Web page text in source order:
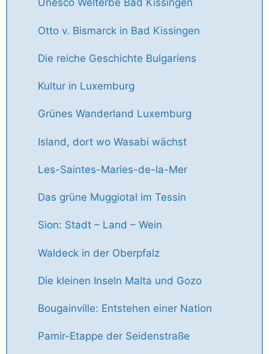
Unesco Welterbe Bad Kissingen
Otto v. Bismarck in Bad Kissingen
Die reiche Geschichte Bulgariens
Kultur in Luxemburg
Grünes Wanderland Luxemburg
Island, dort wo Wasabi wächst
Les-Saintes-Maries-de-la-Mer
Das grüne Muggiotal im Tessin
Sion: Stadt – Land – Wein
Waldeck in der Oberpfalz
Die kleinen Inseln Malta und Gozo
Bougainville: Entstehen einer Nation
Pamir-Etappe der Seidenstraße